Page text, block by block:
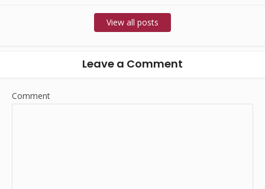
View all posts
Leave a Comment
Comment